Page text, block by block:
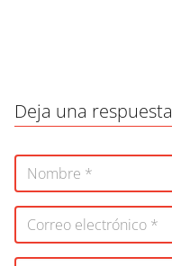
Deja una respuesta